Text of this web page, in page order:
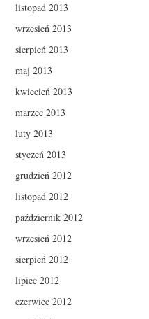
listopad 2013
wrzesień 2013
sierpień 2013
maj 2013
kwiecień 2013
marzec 2013
luty 2013
styczeń 2013
grudzień 2012
listopad 2012
październik 2012
wrzesień 2012
sierpień 2012
lipiec 2012
czerwiec 2012